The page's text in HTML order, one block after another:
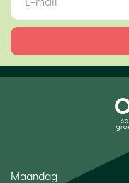
Maandag